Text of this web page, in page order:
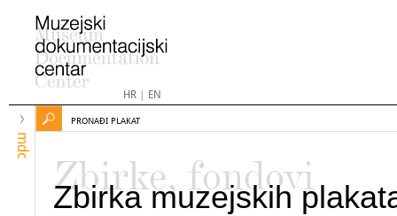
HR| EN
mdc
PRONAĐI PLAKAT
Zbirke, fondovi
Zbirka muzejskih